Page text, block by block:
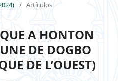
/ Artículos
A HONTON
DE DOGBO
DE L’OUEST)